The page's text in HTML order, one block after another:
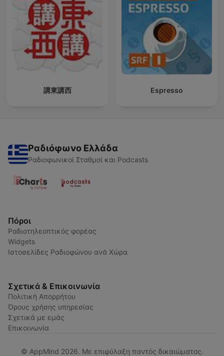
講東講西 Espresso
Ραδιόφωνο Ελλάδα
Ραδιοφωνικοί Σταθμοί και Podcasts
Πόροι
Ραδιοτηλεοπτικός φορέας
Widgets
Ιστοσελίδες Ραδιοφώνου ανά Χώρα
Σχετικά & Επικοινωνία
Πολιτική Απορρήτου
Όρους χρήσης υπηρεσίας
Σχετικά με εμάς
Επικοινωνία
© AppMind 2026. Με επιφύλαξη παντός δικαιώματος.